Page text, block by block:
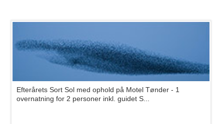
Efterårets Sort Sol med ophold på Motel Tønder - 1
overnatning for 2 personer inkl. guidet S...